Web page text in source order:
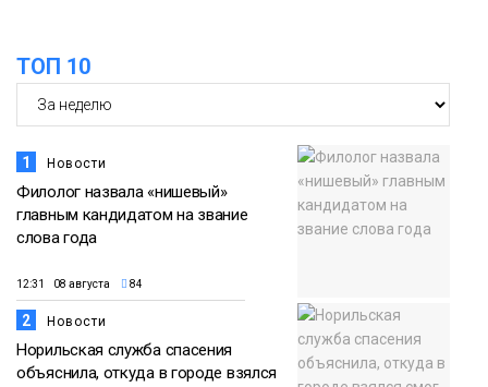
ТОП 10
1 Новости
Филолог назвала «нишевый»
главным кандидатом на звание
слова года
12:31 08 августа 84
2 Новости
Норильская служба спасения
объяснила, откуда в городе взялся